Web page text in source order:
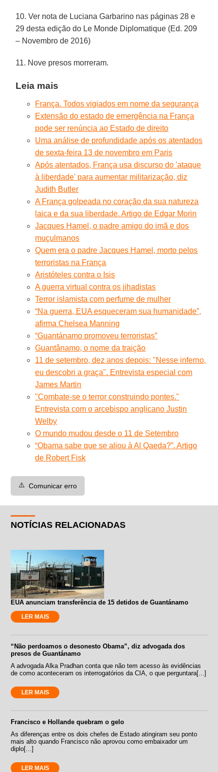
10. Ver nota de Luciana Garbarino nas páginas 28 e
29 desta edição do Le Monde Diplomatique (Ed. 209
– Novembro de 2016)
11. Nove presos morreram.
Leia mais
França. Todos vigiados em nome da segurança
Extensão do estado de emergência na França
pode ser renúncia ao Estado de direito
Uma análise de profundidade após os atentados
de sexta-feira 13 de novembro em Paris
Após atentados, França usa discurso do 'ataque
à liberdade' para aumentar militarização, diz
Judith Butler
A França golpeada no coração da sua natureza
laica e da sua liberdade. Artigo de Edgar Morin
Jacques Hamel, o padre amigo do imã e dos
muçulmanos
Quem era o padre Jacques Hamel, morto pelos
terroristas na França
Aristóteles contra o Isis
A guerra virtual contra os jihadistas
Terror islamista com perfume de mulher
“Na guerra, EUA esqueceram sua humanidade”,
afirma Chelsea Manning
“Guantánamo promoveu terroristas”
Guantânamo, o nome da traição
11 de setembro, dez anos depois: "Nesse inferno,
eu descobri a graça". Entrevista especial com
James Martin
"Combate-se o terror construindo pontes."
Entrevista com o arcebispo anglicano Justin
Welby
O mundo mudou desde o 11 de Setembro
“Obama sabe que se aliou à Al Qaeda?”. Artigo
de Robert Fisk
⚠️ Comunicar erro
NOTÍCIAS RELACIONADAS
EUA anunciam transferência de 15 detidos de Guantánamo
LER MAIS
“Não perdoamos o desonesto Obama”, diz advogada dos
presos de Guantánamo
A advogada Alka Pradhan conta que não tem acesso às evidências
de como aconteceram os interrogatórios da CIA, o que perguntara[...]
LER MAIS
Francisco e Hollande quebram o gelo
As diferenças entre os dois chefes de Estado atingiram seu ponto
mais alto quando Francisco não aprovou como embaixador um
diplo[...]
LER MAIS